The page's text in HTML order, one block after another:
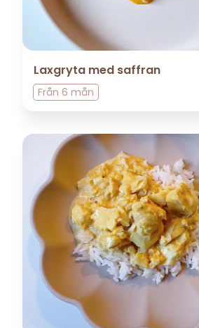
Laxgryta med saffran
Från 6 mån